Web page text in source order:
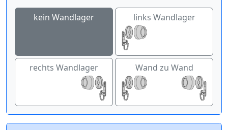
kein Wandlager links Wandlager
rechts Wandlager Wand zu Wand